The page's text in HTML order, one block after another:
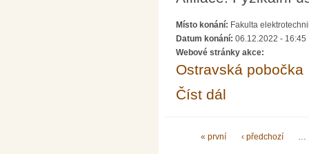
Místo konání: Fakulta
Datum konání: 06.12.2022 - 16:45
Webové stránky akce:
Ostravská pobočka
Číst dál
Stránky
« první ‹ předchozí …